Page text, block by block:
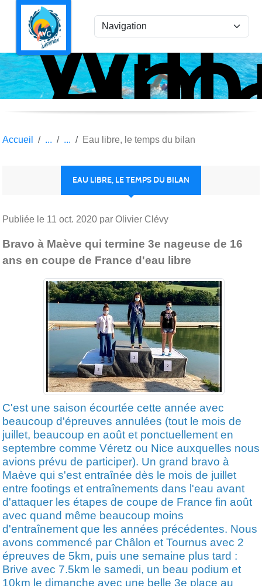
la
Accueil Eau libre, le temps du bilan
EAU LIBRE, LE TEMPS DU BILAN
Publiée le 11 oct. 2020 par Olivier Clévy
Bravo à Maève qui termine 3e nageuse de 16
ans en coupe de France d'eau libre
C'est une saison écourtée cette année avec
beaucoup d'épreuves annulées (tout le mois de
juillet, beaucoup en août et ponctuellement en
septembre comme Véretz ou Nice auxquelles nous
avions prévu de participer). Un grand bravo à
Maève qui s'est entraînée dès le mois de juillet
entre footings et entraînements dans l'eau avant
d'attaquer les étapes de coupe de France fin août
avec quand même beaucoup moins
d'entraînement que les années précédentes. Nous
avons commencé par Châlon et Tournus avec 2
épreuves de 5km, puis une semaine plus tard :
Brive avec 7.5km le samedi, un beau podium et
10km le dimanche avec une belle 3e place au
Panneau de gestion des cookies